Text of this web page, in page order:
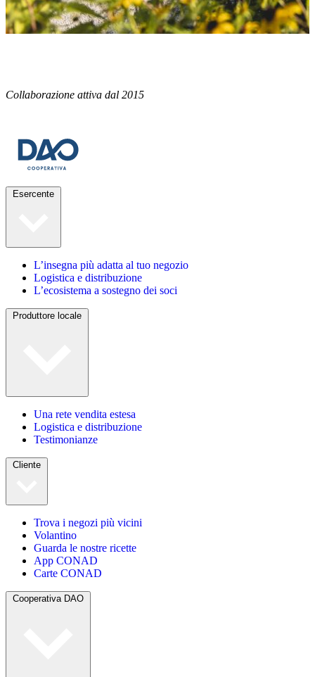
Collaborazione attiva dal 2015
Esercente
L’insegna più adatta al tuo negozio
Logistica e distribuzione
L’ecosistema a sostegno dei soci
Produttore locale
Una rete vendita estesa
Logistica e distribuzione
Testimonianze
Cliente
Trova i negozi più vicini
Volantino
Guarda le nostre ricette
App CONAD
Carte CONAD
Cooperativa DAO